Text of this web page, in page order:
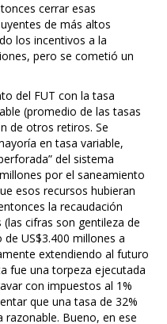
cerrar esas
de más altos
los incentivos a la
pero se cometió un
del FUT con la tasa
(promedio de las tasas
de otros retiros. Se
en tasa variable,
del sistema
por el saneamiento
esos recursos hubieran
la recaudación
cifras son gentileza de
de US$3.400 millones a
extendiendo al futuro
fue una torpeza ejecutada
con impuestos al 1%
que una tasa de 32%
Bueno, en ese